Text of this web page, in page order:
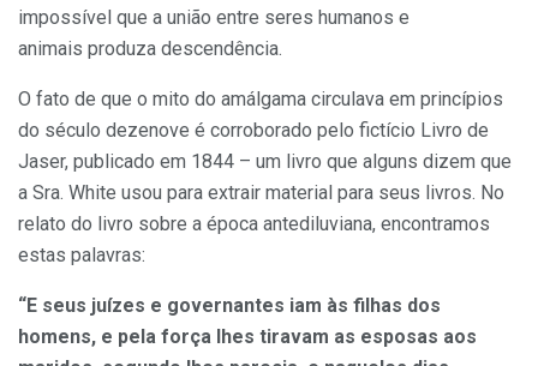
impossível que a união entre seres humanos e
animais produza descendência.
O fato de que o mito do amálgama circulava em princípios
do século dezenove é corroborado pelo fictício Livro de
Jaser, publicado em 1844 – um livro que alguns dizem que
a Sra. White usou para extrair material para seus livros. No
relato do livro sobre a época antediluviana, encontramos
estas palavras:
“E seus juízes e governantes iam às filhas dos
homens, e pela força lhes tiravam as esposas aos